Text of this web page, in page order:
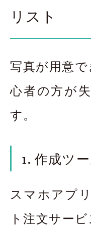
リスト
写真が用意
心者の方が
す。
1. 作成ツ
スマホアプ
ト注文サー